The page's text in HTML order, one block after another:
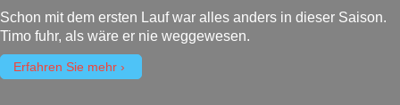
Schon mit dem ersten Lauf war alles anders in dieser Saison.
Timo fuhr, als wäre er nie weggewesen.
Erfahren Sie mehr